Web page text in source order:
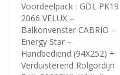
Voordeelpack : GDL PK19
2066 VELUX –
Balkonvenster CABRIO –
Energy Star –
Handbediend (94X252) +
Verduisterend Rolgordijn